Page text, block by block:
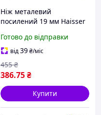
Ніж металевий
посилений 19 мм Haisser
Готово до відправки
від39₴/міс
386.75₴
455 ₴
Купити